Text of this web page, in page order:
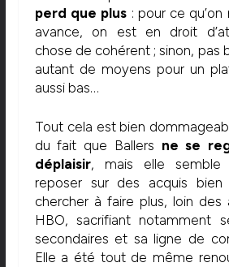
perd que plus : pour ce
avance, on est en droit
chose de cohérent ; sinon, pas
autant de moyens pour un
aussi bas…
Tout cela est bien
du fait que Ballers ne se
déplaisir, mais elle semble
reposer sur des acquis
chercher à faire plus, loin des
HBO, sacrifiant notamment
secondaires et sa ligne de
Elle a été tout de même